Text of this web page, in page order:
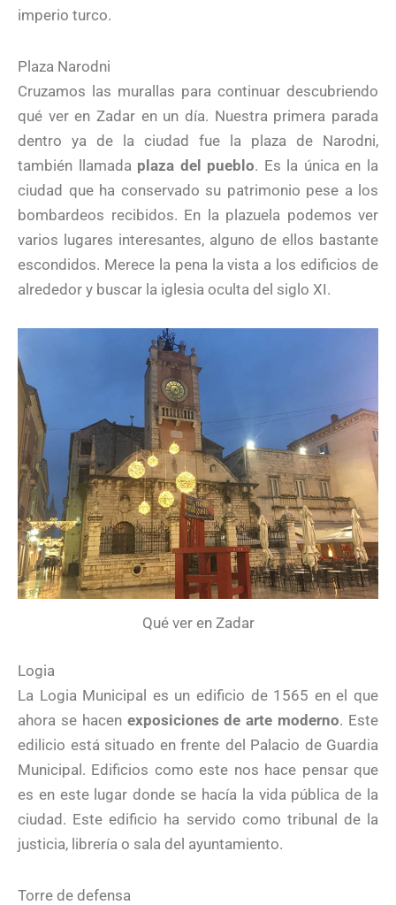
imperio turco.
Plaza Narodni
Cruzamos las murallas para continuar descubriendo
qué ver en Zadar en un día. Nuestra primera parada
dentro ya de la ciudad fue la plaza de Narodni,
también llamada plaza del pueblo. Es la única en la
ciudad que ha conservado su patrimonio pese a los
bombardeos recibidos. En la plazuela podemos ver
varios lugares interesantes, alguno de ellos bastante
escondidos. Merece la pena la vista a los edificios de
alrededor y buscar la iglesia oculta del siglo XI.
Qué ver en Zadar
Logia
La Logia Municipal es un edificio de 1565 en el que
ahora se hacen exposiciones de arte moderno. Este
edilicio está situado en frente del Palacio de Guardia
Municipal. Edificios como este nos hace pensar que
es en este lugar donde se hacía la vida pública de la
ciudad. Este edificio ha servido como tribunal de la
justicia, librería o sala del ayuntamiento.
Torre de defensa